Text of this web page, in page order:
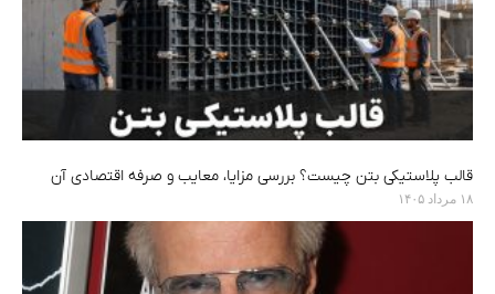
قالب پلاستیکی بتن چیست؟ بررسی مزایا، معایب و صرفه اقتصادی آن
۱۸ مرداد ۱۴۰۵